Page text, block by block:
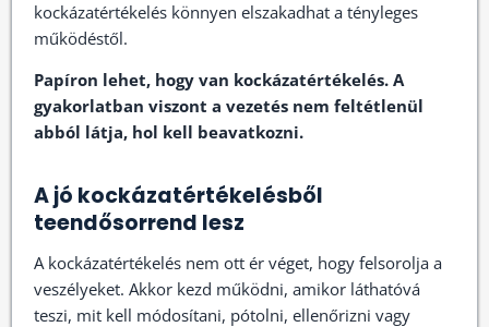
kockázatértékelés könnyen elszakadhat a tényleges
működéstől.
Papíron lehet, hogy van kockázatértékelés. A
gyakorlatban viszont a vezetés nem feltétlenül
abból látja, hol kell beavatkozni.
A jó kockázatértékelésből
teendősorrend lesz
A kockázatértékelés nem ott ér véget, hogy felsorolja a
veszélyeket. Akkor kezd működni, amikor láthatóvá
teszi, mit kell módosítani, pótolni, ellenőrizni vagy